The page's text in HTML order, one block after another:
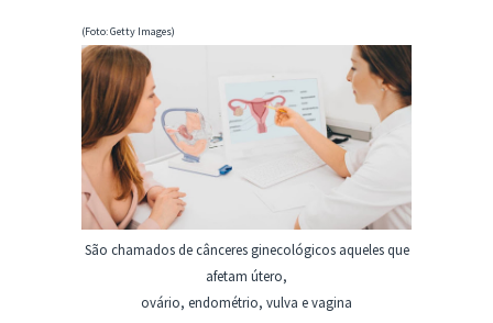
(Foto: Getty Images)
São chamados de cânceres ginecológicos aqueles que
afetam útero,
ovário, endométrio, vulva e vagina